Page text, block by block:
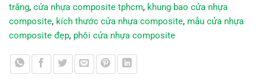
trắng, cửa nhựa composite tphcm, khung bao cửa nhựa
composite, kích thước cửa nhựa composite, mẫu cửa nhựa
composite đẹp, phôi cửa nhựa composite